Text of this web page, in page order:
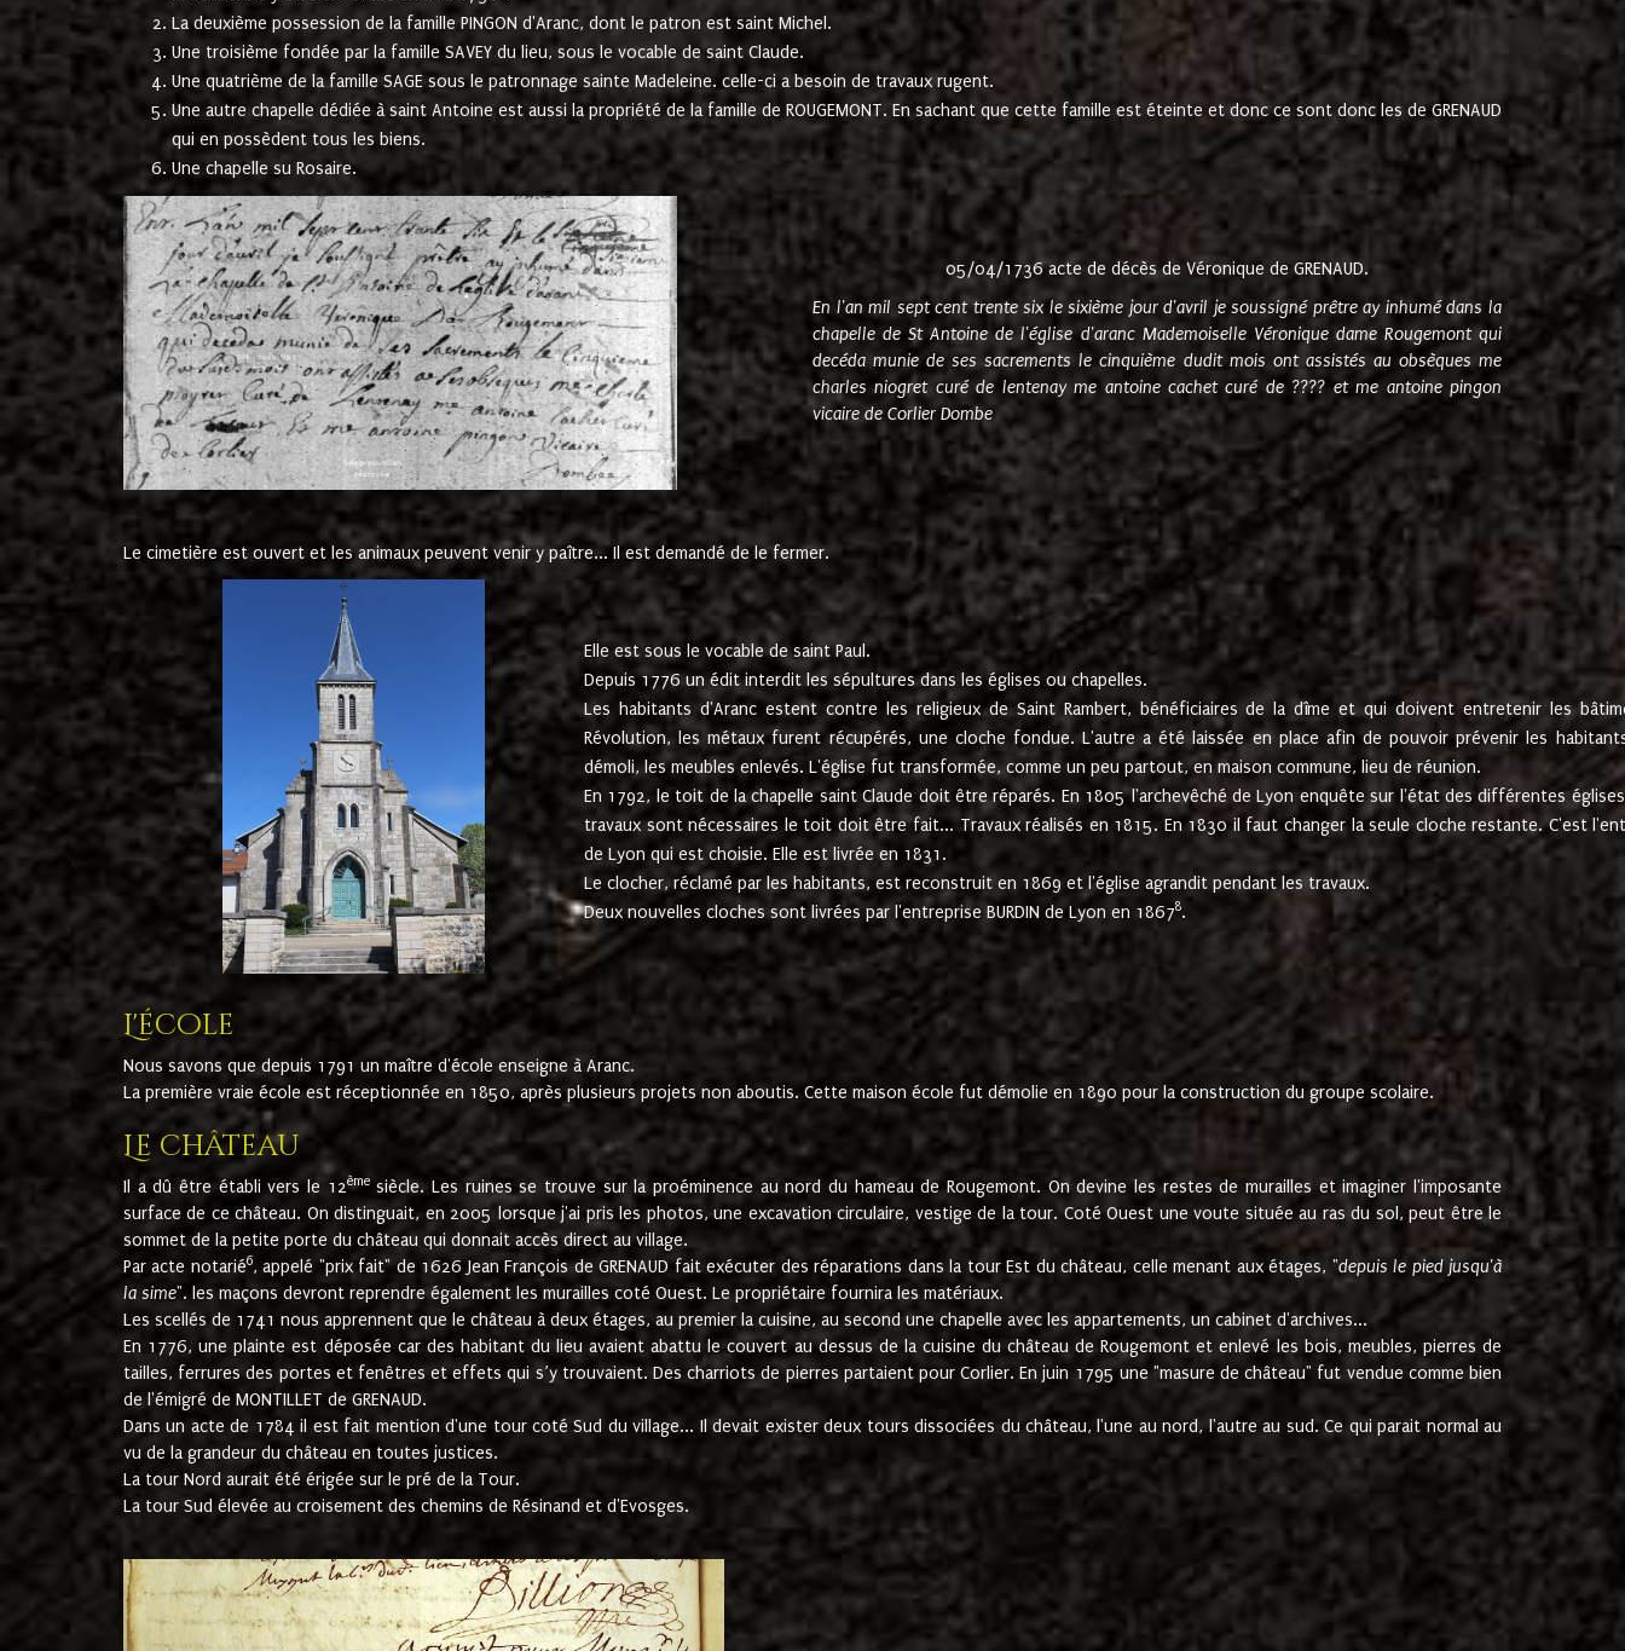
La deuxième possession de la famille PINGON d'Aranc, dont le patron est saint Michel.
Une troisième fondée par la famille SAVEY du lieu, sous le vocable de saint Claude.
Une quatrième de la famille SAGE sous le patronnage sainte Madeleine. celle-ci a besoin de travaux rugent.
Une autre chapelle dédiée à saint Antoine est aussi la propriété de la famille de ROUGEMONT. En sachant que cette famille est éteinte et donc ce sont donc les de GRENAUD
qui en possèdent tous les biens.
Une chapelle su Rosaire.
05/04/1736 acte de décès de Véronique de GRENAUD.
En l'an mil sept cent trente six le sixième jour d'avril je soussigné prêtre ay inhumé dans la
chapelle de St Antoine de l'église d'aranc Mademoiselle Véronique dame Rougemont qui
decéda munie de ses sacrements le cinquième dudit mois ont assistés au obsèques me
charles niogret curé de lentenay me antoine cachet curé de ???? et me antoine pingon
vicaire de Corlier Dombe
Le cimetière est ouvert et les animaux peuvent venir y paître... Il est demandé de le fermer.
Elle est sous le vocable de saint Paul.
Depuis 1776 un édit interdit les sépultures dans les églises ou chapelles.
Les habitants d'Aranc estent contre les religieux de Saint Rambert, bénéficiaires de la dîme et qui doivent entretenir les
Révolution, les métaux furent récupérés, une cloche fondue. L'autre a été laissée en place afin de pouvoir prévenir les
démoli, les meubles enlevés. L'église fut transformée, comme un peu partout, en maison commune, lieu de réunion.
En 1792, le toit de la chapelle saint Claude doit être réparés. En 1805 l'archevêché de Lyon enquête sur l'état des différentes
travaux sont nécessaires le toit doit être fait... Travaux réalisés en 1815. En 1830 il faut changer la seule cloche restante. C'est
de Lyon qui est choisie. Elle est livrée en 1831.
Le clocher, réclamé par les habitants, est reconstruit en 1869 et l'église agrandit pendant les travaux.
Deux nouvelles cloches sont livrées par l'entreprise BURDIN de Lyon en 18678.
L'école
Nous savons que depuis 1791 un maître d'école enseigne à Aranc.
La première vraie école est réceptionnée en 1850, après plusieurs projets non aboutis. Cette maison école fut démolie en 1890 pour la construction du groupe scolaire.
Le château
Il a dû être établi vers le 12èmesiècle. Les ruines se trouve sur la proéminence au nord du hameau de Rougemont. On devine les restes de murailles et imaginer l'imposante
surface de ce château. On distinguait, en 2005 lorsque j'ai pris les photos, une excavation circulaire, vestige de la tour. Coté Ouest une voute située au ras du sol, peut être le
sommet de la petite porte du château qui donnait accès direct au village.
Par acte notarié6, appelé "prix fait" de 1626 Jean François de GRENAUD fait exécuter des réparations dans la tour Est du château, celle menant aux étages, "depuis le pied jusqu'à
la sime". les maçons devront reprendre également les murailles coté Ouest. Le propriétaire fournira les matériaux.
Les scellés de 1741 nous apprennent que le château à deux étages, au premier la cuisine, au second une chapelle avec les appartements, un cabinet d'archives...
En 1776, une plainte est déposée car des habitant du lieu avaient abattu le couvert au dessus de la cuisine du château de Rougemont et enlevé les bois, meubles, pierres de
tailles, ferrures des portes et fenêtres et effets qui s’y trouvaient. Des charriots de pierres partaient pour Corlier. En juin 1795 une "masure de château" fut vendue comme bien
de l'émigré de MONTILLET de GRENAUD.
Dans un acte de 1784 il est fait mention d'une tour coté Sud du village... Il devait exister deux tours dissociées du château, l'une au nord, l'autre au sud. Ce qui parait normal au
vu de la grandeur du château en toutes justices.
La tour Nord aurait été érigée sur le pré de la Tour.
La tour Sud élevée au croisement des chemins de Résinand et d'Evosges.